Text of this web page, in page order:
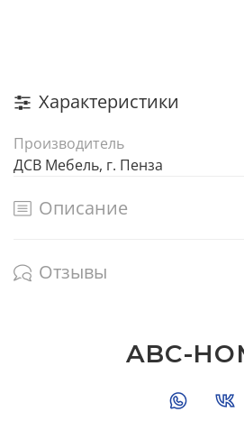
Характеристики
Производитель
ДСВ Мебель, г. Пенза
Описание
Отзывы
ABC-